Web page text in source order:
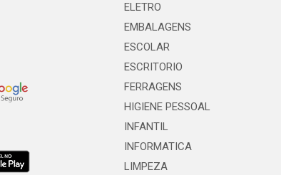
ELETRO
EMBALAGENS
ESCOLAR
ESCRITORIO
FERRAGENS
HIGIENE PESSOAL
INFANTIL
INFORMATICA
LIMPEZA